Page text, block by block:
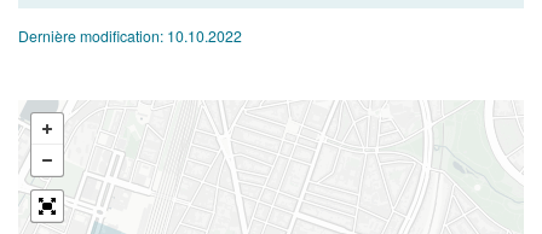
Dernière modification: 10.10.2022